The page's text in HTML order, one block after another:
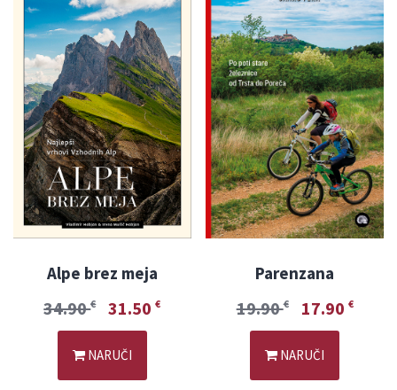
Alpe brez meja
34.90€ 31.50€
NARUČI
Parenzana
19.90€ 17.90 €
NARUČI